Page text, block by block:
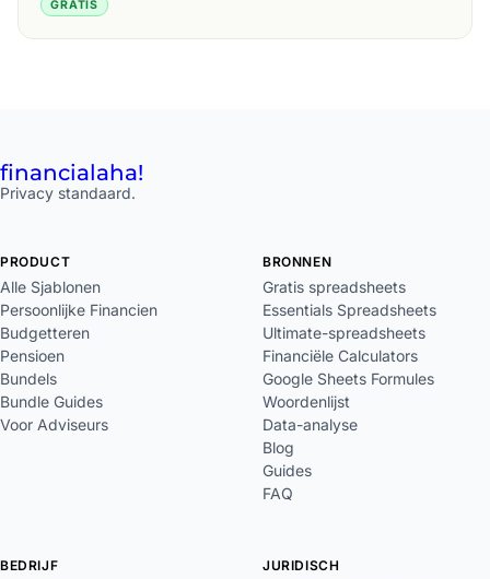
GRATIS
financialaha!
Privacy standaard.
PRODUCT
Alle Sjablonen
Persoonlijke Financien
Budgetteren
Pensioen
Bundels
Bundle Guides
Voor Adviseurs
BRONNEN
Gratis spreadsheets
Essentials Spreadsheets
Ultimate-spreadsheets
Financiële Calculators
Google Sheets Formules
Woordenlijst
Data-analyse
Blog
Guides
FAQ
BEDRIJF JURIDISCH